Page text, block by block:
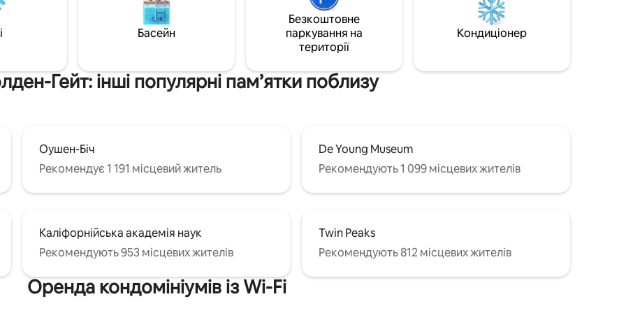
у патіо, а потім
приголомшливими
Сан-Франциско, такими як
кави/чаю. Безкоштовне
на вулиці.
пляжу можна дістатися пішки. Просто
дістатися громадським транспортом
або автомобілем Uber/Lyft/таксі Місця
для паркування не пропонуються
Airbnb робить виняток!
холодильник, чашки, тарілки, посуд .
Для приготування їжі немає плити або
духовки. Тож ви можете приготувати
домашніх тварин!
Басейн
Безкоштовне
паркування на
території
Кондиціонер
Гейт: інші популярні пам’ятки поблизу
Оушен-Біч
Рекомендує 1 191 місцевий житель
De Young Museum
Рекомендують 1 099 місцевих жителів
Каліфорнійська академія наук
Рекомендують 953 місцевих жителів
Twin Peaks
Рекомендують 812 місцевих жителів
Оренда кондомініумів із Wi-Fi